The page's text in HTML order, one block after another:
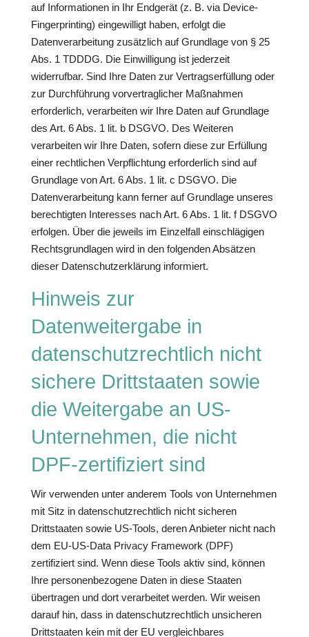
auf Informationen in Ihr Endgerät (z. B. via Device-
Fingerprinting) eingewilligt haben, erfolgt die
Datenverarbeitung zusätzlich auf Grundlage von § 25
Abs. 1 TDDDG. Die Einwilligung ist jederzeit
widerrufbar. Sind Ihre Daten zur Vertragserfüllung oder
zur Durchführung vorvertraglicher Maßnahmen
erforderlich, verarbeiten wir Ihre Daten auf Grundlage
des Art. 6 Abs. 1 lit. b DSGVO. Des Weiteren
verarbeiten wir Ihre Daten, sofern diese zur Erfüllung
einer rechtlichen Verpflichtung erforderlich sind auf
Grundlage von Art. 6 Abs. 1 lit. c DSGVO. Die
Datenverarbeitung kann ferner auf Grundlage unseres
berechtigten Interesses nach Art. 6 Abs. 1 lit. f DSGVO
erfolgen. Über die jeweils im Einzelfall einschlägigen
Rechtsgrundlagen wird in den folgenden Absätzen
dieser Datenschutzerklärung informiert.
Hinweis zur
Datenweitergabe in
datenschutzrechtlich nicht
sichere Drittstaaten sowie
die Weitergabe an US-
Unternehmen, die nicht
DPF-zertifiziert sind
Wir verwenden unter anderem Tools von Unternehmen
mit Sitz in datenschutzrechtlich nicht sicheren
Drittstaaten sowie US-Tools, deren Anbieter nicht nach
dem EU-US-Data Privacy Framework (DPF)
zertifiziert sind. Wenn diese Tools aktiv sind, können
Ihre personenbezogene Daten in diese Staaten
übertragen und dort verarbeitet werden. Wir weisen
darauf hin, dass in datenschutzrechtlich unsicheren
Drittstaaten kein mit der EU vergleichbares